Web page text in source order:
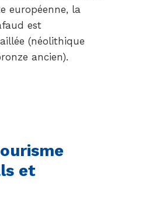
européenne, la
est
(néolithique
ancien).
et